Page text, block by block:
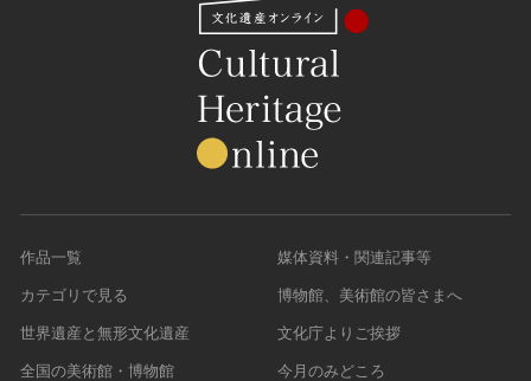
作品一覧
カテゴリで見る
世界遺産と無形文化遺産
全国の美術館・博物館
媒体資料・関連記事等
博物館、美術館の皆さまへ
文化庁よりご挨拶
今月のみどころ